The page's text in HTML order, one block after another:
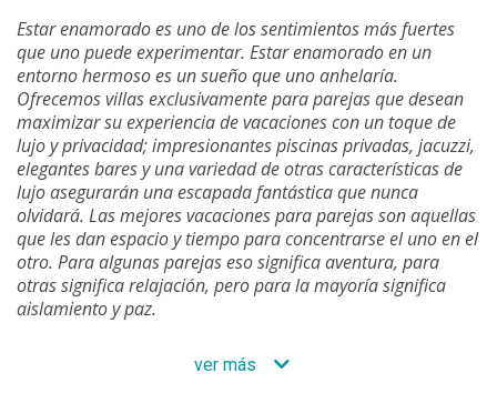
Estar enamorado es uno de los sentimientos más fuertes
que uno puede experimentar. Estar enamorado en un
entorno hermoso es un sueño que uno anhelaría.
Ofrecemos villas exclusivamente para parejas que desean
maximizar su experiencia de vacaciones con un toque de
lujo y privacidad; impresionantes piscinas privadas, jacuzzi,
elegantes bares y una variedad de otras características de
lujo asegurarán una escapada fantástica que nunca
olvidará. Las mejores vacaciones para parejas son aquellas
que les dan espacio y tiempo para concentrarse el uno en el
otro. Para algunas parejas eso significa aventura, para
otras significa relajación, pero para la mayoría significa
aislamiento y paz.
ver más